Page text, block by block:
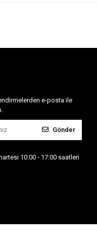
e-posta ile
Gönder
10:00 - 17:00 saatleri